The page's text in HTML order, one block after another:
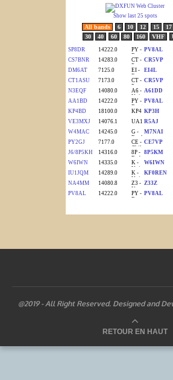
@2019 - All Right Reserved. Designed and
RETOUR EN HAUT